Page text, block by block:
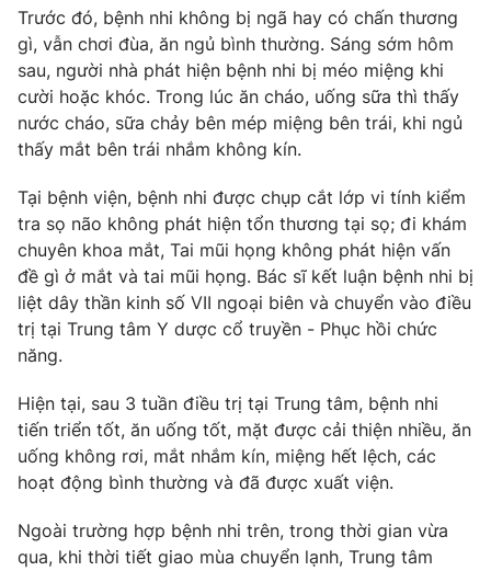
Khán giả
Giải sao mai
Sao
Du lịch
Làm đẹp
Chất lượng cuộc sống
Giáo dục
Tuyển sinh
Học trực tuyến
Công nghệ
Hitech Công nghệ tương lai
Sản phẩm
Thị trường
Tư vấn
Lịch phát sóng
Chuyên mục khác
Emagazine
Photo Infographic
Video Shorts video
VTV Money VTV Thể thao
Trước đó, bệnh nhi không bị ngã hay có chấn thương
gì, vẫn chơi đùa, ăn ngủ bình thường. Sáng sớm hôm
sau, người nhà phát hiện bệnh nhi bị méo miệng khi
cười hoặc khóc. Trong lúc ăn cháo, uống sữa thì thấy
nước cháo, sữa chảy bên mép miệng bên trái, khi ngủ
thấy mắt bên trái nhắm không kín.
Tại bệnh viện, bệnh nhi được chụp cắt lớp vi tính kiểm
tra sọ não không phát hiện tổn thương tại sọ; đi khám
chuyên khoa mắt, Tai mũi họng không phát hiện vấn
đề gì ở mắt và tai mũi họng. Bác sĩ kết luận bệnh nhi bị
liệt dây thần kinh số VII ngoại biên và chuyển vào điều
trị tại Trung tâm Y dược cổ truyền - Phục hồi chức
năng.
Hiện tại, sau 3 tuần điều trị tại Trung tâm, bệnh nhi
tiến triển tốt, ăn uống tốt, mặt được cải thiện nhiều, ăn
uống không rơi, mắt nhắm kín, miệng hết lệch, các
hoạt động bình thường và đã được xuất viện.
Ngoài trường hợp bệnh nhi trên, trong thời gian vừa
qua, khi thời tiết giao mùa chuyển lạnh, Trung tâm